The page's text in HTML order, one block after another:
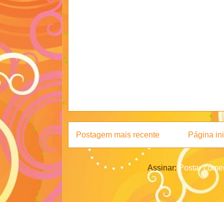
Postagem mais recente Página
Assinar: Postar